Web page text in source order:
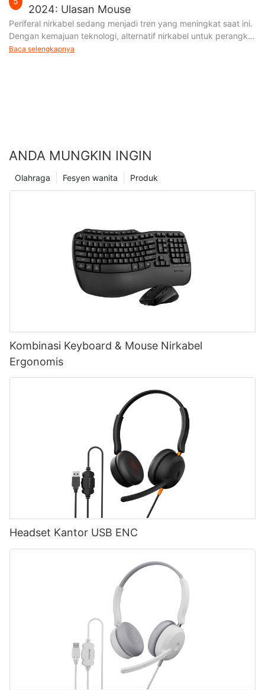
2024: Ulasan Mouse
Periferal nirkabel sedang menjadi tren yang meningkat saat ini.
Dengan kemajuan teknologi, alternatif nirkabel untuk perangkat
seperti mouse, keyboard, headset, dan mikrofon sudah
Baca selengkapnya
ANDA MUNGKIN INGIN
Produk
Fesyen wanita
Olahraga
Kombinasi Keyboard & Mouse Nirkabel
Ergonomis
Headset Kantor USB ENC